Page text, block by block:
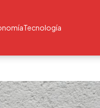
Tecnología